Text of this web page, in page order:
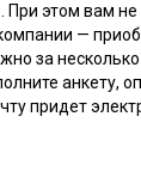
этом вам не
—
за
анкету,
придет